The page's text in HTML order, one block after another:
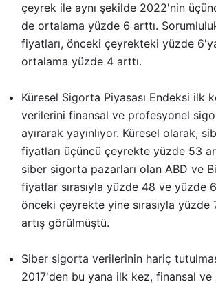
çeyrek ile aynı şekilde 2022'nin
de ortalama yüzde 6 arttı.
fiyatları, önceki çeyrekteki yüzde
ortalama yüzde 4 arttı.
Küresel Sigorta Piyasası Endeksi ilk
verilerini finansal ve profesyonel
ayırarak yayınlıyor. Küresel olarak,
fiyatları üçüncü çeyrekte yüzde 53
siber sigorta pazarları olan ABD ve
fiyatlar sırasıyla yüzde 48 ve yüzde
önceki çeyrekte yine sırasıyla
artış görülmüştü.
Siber sigorta verilerinin hariç
2017'den bu yana ilk kez, finansal